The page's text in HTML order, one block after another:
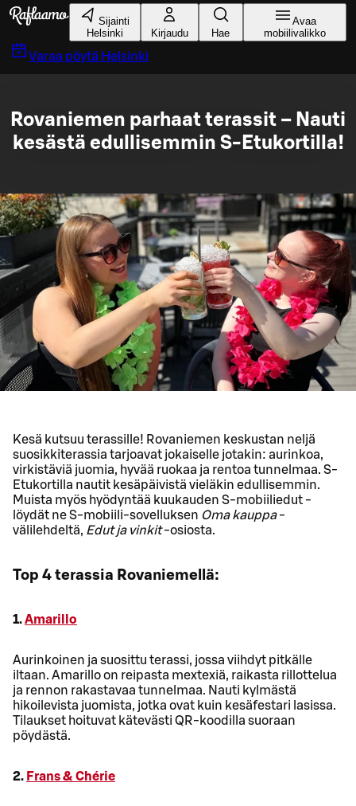
Siirry pääsisältöön
Sijainti
Helsinki
Kirjaudu Hae
Avaa
mobiilivalikko
Varaa pöytä Helsinki
Rovaniemen parhaat terassit – Nauti
kesästä edullisemmin S-Etukortilla!
Kesä kutsuu terassille! Rovaniemen keskustan neljä
suosikkiterassia tarjoavat jokaiselle jotakin: aurinkoa,
virkistäviä juomia, hyvää ruokaa ja rentoa tunnelmaa. S-
Etukortilla nautit kesäpäivistä vieläkin edullisemmin.
Muista myös hyödyntää kuukauden S-mobiiliedut -
löydät ne S-mobiili-sovelluksen Oma kauppa-
välilehdeltä, Edut ja vinkit-osiosta.
Top 4 terassia Rovaniemellä:
1.Amarillo
Aurinkoinen ja suosittu terassi, jossa viihdyt pitkälle
iltaan. Amarillo on reipasta mextexiä, raikasta rillottelua
ja rennon rakastavaa tunnelmaa. Nauti kylmästä
hikoilevista juomista, jotka ovat kuin kesäfestari lasissa.
Tilaukset hoituvat kätevästi QR-koodilla suoraan
pöydästä.
2. Frans & Chérie